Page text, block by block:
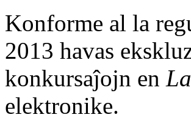
Konforme al la
2013 havas
konkursaĵojn en
elektronike.